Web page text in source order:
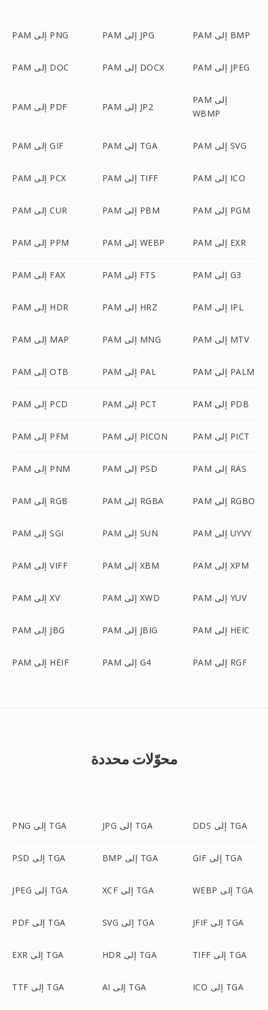
PAM إلى PNG PAM إلى JPG PAM إلى BMP
PAM إلى DOC PAM إلى DOCX PAM إلى JPEG
PAM إلى PDF PAM إلى JP2
PAM إلى
WBMP
PAM إلى GIF PAM إلى TGA PAM إلى SVG
PAM إلى PCX PAM إلى TIFF PAM إلى ICO
PAM إلى CUR PAM إلى PBM PAM إلى PGM
PAM إلى PPM PAM إلى WEBP PAM إلى EXR
PAM إلى FAX PAM إلى FTS PAM إلى G3
PAM إلى HDR PAM إلى HRZ PAM إلى IPL
PAM إلى MAP PAM إلى MNG PAM إلى MTV
PAM إلى OTB PAM إلى PAL PAM إلى PALM
PAM إلى PCD PAM إلى PCT PAM إلى PDB
PAM إلى PFM PAM إلى PICON PAM إلى PICT
PAM إلى PNM PAM إلى PSD PAM إلى RAS
PAM إلى RGB PAM إلى RGBA PAM إلى RGBO
PAM إلى SGI PAM إلى SUN PAM إلى UYVY
PAM إلى VIFF PAM إلى XBM PAM إلى XPM
PAM إلى XV PAM إلى XWD PAM إلى YUV
PAM إلى JBG PAM إلى JBIG PAM إلى HEIC
PAM إلى HEIF PAM إلى G4 PAM إلى RGF
محوّلات محددة
PNG إلى TGA JPG إلى TGA DDS إلى TGA
PSD إلى TGA BMP إلى TGA GIF إلى TGA
JPEG إلى TGA XCF إلى TGA WEBP إلى TGA
PDF إلى TGA SVG إلى TGA JFIF إلى TGA
EXR إلى TGA HDR إلى TGA TIFF إلى TGA
TTF إلى TGA AI إلى TGA ICO إلى TGA